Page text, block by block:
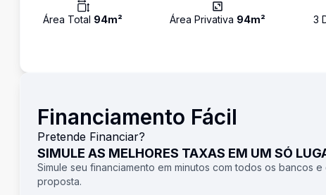
Área Total 94m² Área Privativa 94m² 3
Financiamento Fácil
Pretende Financiar?
SIMULE AS MELHORES TAXAS EM UM SÓ
Simule seu financiamento em minutos com todos os bancos
proposta.